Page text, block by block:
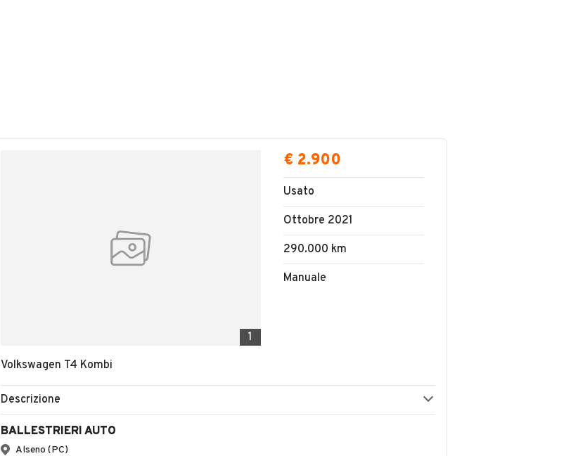
1
Volkswagen T4 Kombi
€ 2.900
Usato
Ottobre 2021
290.000 km
Manuale
Descrizione
BALLESTRIERI AUTO
Alseno (PC)